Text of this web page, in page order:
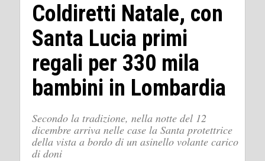
Coldiretti Natale, con
Santa Lucia primi
regali per 330 mila
bambini in Lombardia
Secondo la tradizione, nella notte del 12
dicembre arriva nelle case la Santa protettrice
della vista a bordo di un asinello volante carico
di doni